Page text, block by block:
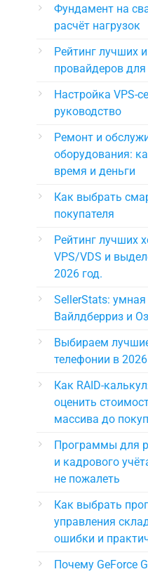
Фундамент на
расчёт нагрузок
Рейтинг лучших
провайдеров
Настройка VPS-
руководство
Ремонт и
оборудования:
время и деньги
Как выбрать
покупателя
Рейтинг лучших
VPS/VDS и
2026 год.
SellerStats:
Вайлдберриз и
Выбираем
телефонии в
Как RAID-
оценить
массива до
Программы для
и кадрового
не пожалеть
Как выбрать
управления
ошибки и
Почему GeForce